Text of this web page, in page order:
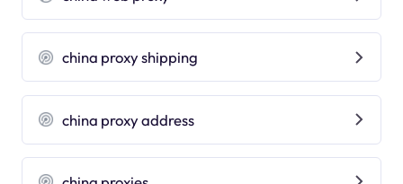
china proxy shipping
china proxy address